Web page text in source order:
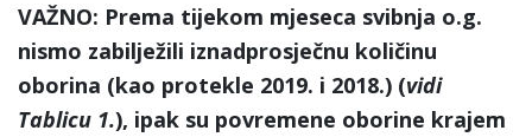
VAŽNO: Prema tijekom mjeseca svibnja o.g.
nismo zabilježili iznadprosječnu količinu
oborina (kao protekle 2019. i 2018.) (vidi
Tablicu 1.), ipak su povremene oborine krajem